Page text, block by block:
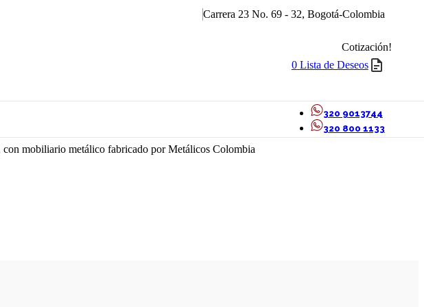
Carrera 23 No. 69 - 32, Bogotá-Colombia
0 Lista de Deseos
Cotización!
320 9013744
320 800 1133